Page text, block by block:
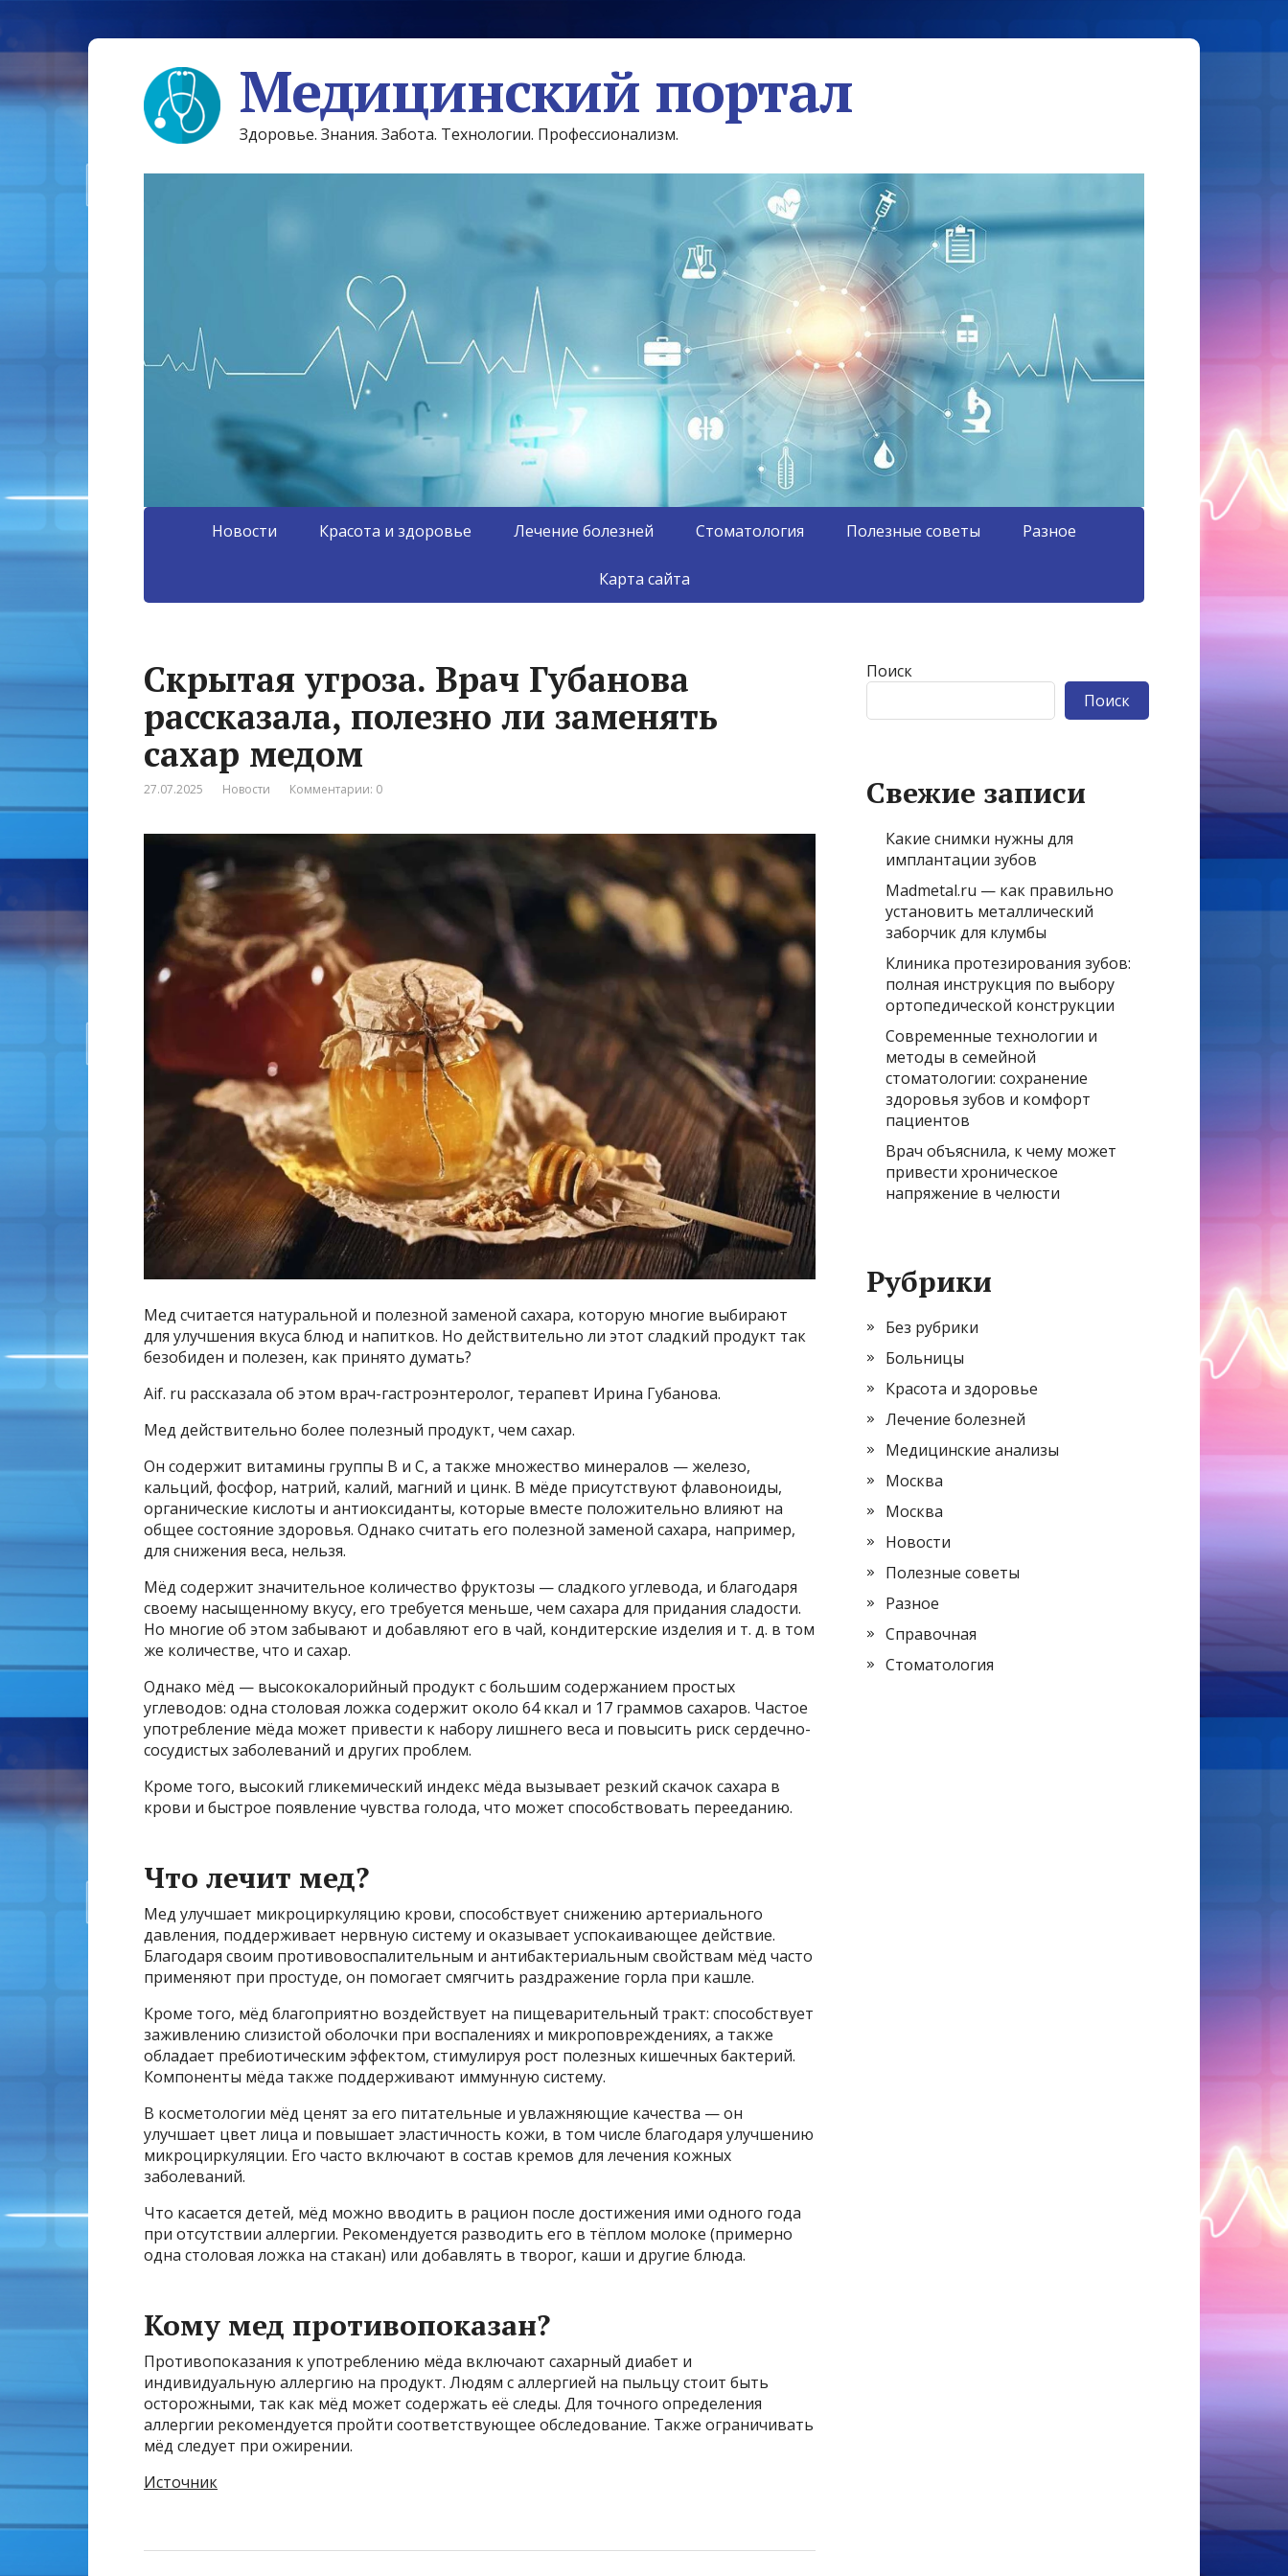
Медицинский портал
Здоровье. Знания. Забота. Технологии. Профессионализм.
Новости Красота и здоровье Лечение болезней Стоматология Полезные советы Разное
Карта сайта
Скрытая угроза. Врач Губанова
рассказала, полезно ли заменять
сахар медом
27.07.2025 Новости Комментарии: 0
Мед считается натуральной и полезной заменой сахара, которую многие выбирают
для улучшения вкуса блюд и напитков. Но действительно ли этот сладкий продукт так
безобиден и полезен, как принято думать?
Aif. ru рассказала об этом врач-гастроэнтеролог, терапевт Ирина Губанова.
Мед действительно более полезный продукт, чем сахар.
Он содержит витамины группы В и С, а также множество минералов — железо,
кальций, фосфор, натрий, калий, магний и цинк. В мёде присутствуют флавоноиды,
органические кислоты и антиоксиданты, которые вместе положительно влияют на
общее состояние здоровья. Однако считать его полезной заменой сахара, например,
для снижения веса, нельзя.
Мёд содержит значительное количество фруктозы — сладкого углевода, и благодаря
своему насыщенному вкусу, его требуется меньше, чем сахара для придания сладости.
Но многие об этом забывают и добавляют его в чай, кондитерские изделия и т. д. в том
же количестве, что и сахар.
Однако мёд — высококалорийный продукт с большим содержанием простых
углеводов: одна столовая ложка содержит около 64 ккал и 17 граммов сахаров. Частое
употребление мёда может привести к набору лишнего веса и повысить риск сердечно-
сосудистых заболеваний и других проблем.
Кроме того, высокий гликемический индекс мёда вызывает резкий скачок сахара в
крови и быстрое появление чувства голода, что может способствовать перееданию.
Что лечит мед?
Мед улучшает микроциркуляцию крови, способствует снижению артериального
давления, поддерживает нервную систему и оказывает успокаивающее действие.
Благодаря своим противовоспалительным и антибактериальным свойствам мёд часто
применяют при простуде, он помогает смягчить раздражение горла при кашле.
Кроме того, мёд благоприятно воздействует на пищеварительный тракт: способствует
заживлению слизистой оболочки при воспалениях и микроповреждениях, а также
обладает пребиотическим эффектом, стимулируя рост полезных кишечных бактерий.
Компоненты мёда также поддерживают иммунную систему.
В косметологии мёд ценят за его питательные и увлажняющие качества — он
улучшает цвет лица и повышает эластичность кожи, в том числе благодаря улучшению
микроциркуляции. Его часто включают в состав кремов для лечения кожных
заболеваний.
Что касается детей, мёд можно вводить в рацион после достижения ими одного года
при отсутствии аллергии. Рекомендуется разводить его в тёплом молоке (примерно
одна столовая ложка на стакан) или добавлять в творог, каши и другие блюда.
Кому мед противопоказан?
Противопоказания к употреблению мёда включают сахарный диабет и
индивидуальную аллергию на продукт. Людям с аллергией на пыльцу стоит быть
осторожными, так как мёд может содержать её следы. Для точного определения
аллергии рекомендуется пройти соответствующее обследование. Также ограничивать
мёд следует при ожирении.
Источник
Поиск
Поиск
Свежие записи
Какие снимки нужны для
имплантации зубов
Madmetal.ru — как правильно
установить металлический
заборчик для клумбы
Клиника протезирования зубов:
полная инструкция по выбору
ортопедической конструкции
Современные технологии и
методы в семейной
стоматологии: сохранение
здоровья зубов и комфорт
пациентов
Врач объяснила, к чему может
привести хроническое
напряжение в челюсти
Рубрики
Без рубрики
Больницы
Красота и здоровье
Лечение болезней
Медицинские анализы
Москва
Москва
Новости
Полезные советы
Разное
Справочная
Стоматология